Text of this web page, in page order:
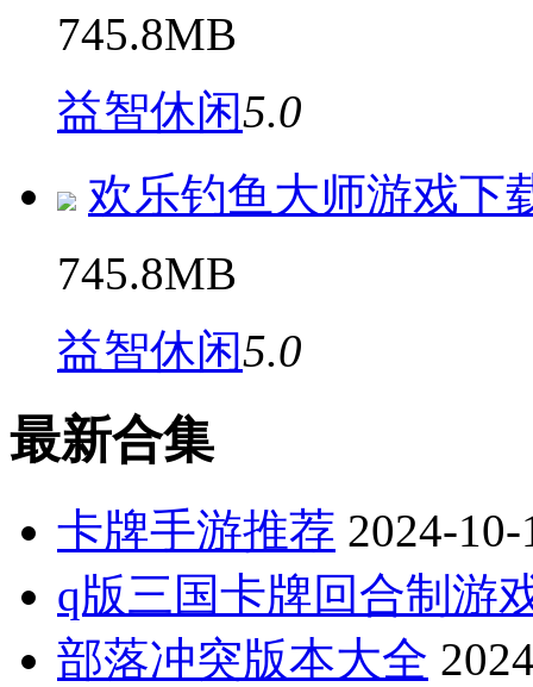
745.8MB
益智休闲5.0
欢乐钓鱼大师游戏下
745.8MB
益智休闲5.0
最新合集
卡牌手游推荐 2024-10-
q版三国卡牌回合制游
部落冲突版本大全